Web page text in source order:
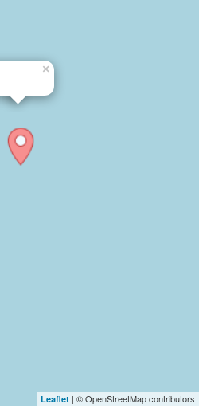
×
Leaflet | © OpenStreetMap contributors